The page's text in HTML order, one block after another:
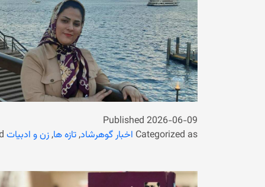
Published 2026-06-09
Categorized as اخبار گوهرشاد,تازه ها,زن و ادبیات